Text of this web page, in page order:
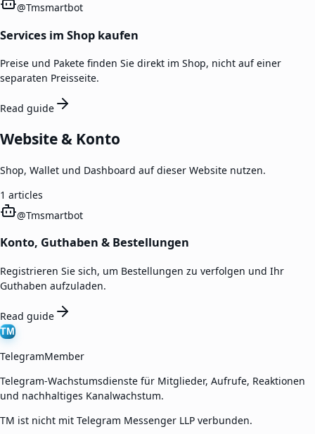
@Tmsmartbot
Services im Shop kaufen
Preise und Pakete finden Sie direkt im Shop, nicht auf einer
separaten Preisseite.
Read guide
Website & Konto
Shop, Wallet und Dashboard auf dieser Website nutzen.
1 articles
@Tmsmartbot
Konto, Guthaben & Bestellungen
Registrieren Sie sich, um Bestellungen zu verfolgen und Ihr
Guthaben aufzuladen.
Read guide
TM
TelegramMember
Telegram-Wachstumsdienste für Mitglieder, Aufrufe, Reaktionen
und nachhaltiges Kanalwachstum.
TM ist nicht mit Telegram Messenger LLP verbunden.